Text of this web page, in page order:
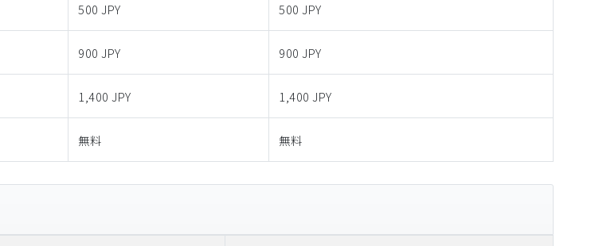
500 JPY 500 JPY
900 JPY 900 JPY
1,400 JPY 1,400 JPY
無料 無料